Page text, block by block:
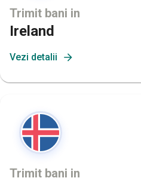
Trimit bani in
Ireland
Vezi detalii
Trimit bani in